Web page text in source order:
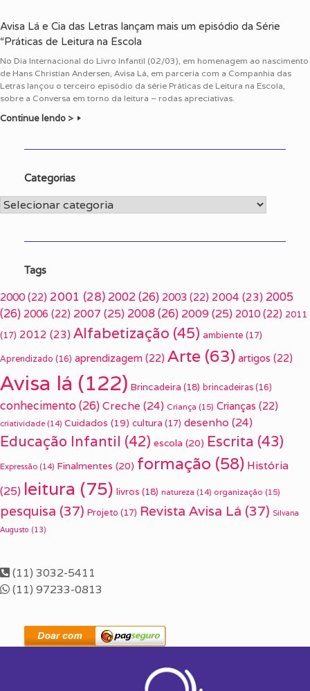
Avisa Lá e Cia das Letras lançam mais um episódio da Série
“Práticas de Leitura na Escola
No Dia Internacional do Livro Infantil (02/03), em homenagem ao nascimento
de Hans Christian Andersen, Avisa Lá, em parceria com a Companhia das
Letras lançou o terceiro episódio da série Práticas de Leitura na Escola,
sobre a Conversa em torno da leitura – rodas apreciativas.
Continue lendo >
Categorias
Categorias
Tags
2000 (22) 2001 (28) 2002(26) 2003 (22) 2004 (23) 2005
(26) 2006 (22) 2007 (25) 2008(26) 2009(25) 2010 (22) 2011
(17) 2012 (23) Alfabetização (45) ambiente (17)
Aprendizado (16) aprendizagem (22) Arte (63) artigos (22)
Avisa lá (122) Brincadeira (18) brincadeiras (16)
conhecimento(26) Creche (24) Criança (15) Crianças (22)
criatividade (14) Cuidados (19) cultura (17) desenho (24)
Educação Infantil (42) escola (20) Escrita (43)
Expressão (14) Finalmentes (20) formação (58) História
(25) leitura (75) livros (18) natureza (14) organização (15)
pesquisa (37) Projeto (17) Revista Avisa Lá (37) Silvana
Augusto (13)
(11) 3032-5411
(11) 97233-0813